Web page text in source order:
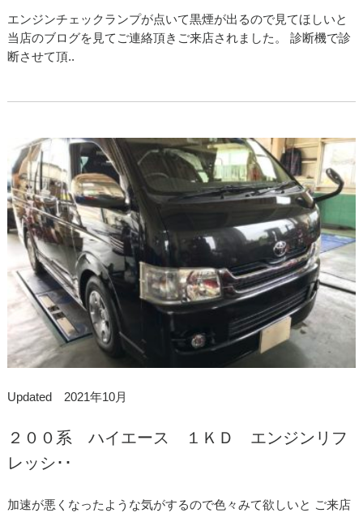
エンジンチェックランプが点いて黒煙が出るので見てほしいと
当店のブログを見てご連絡頂きご来店されました。 診断機で診
断させて頂..
Updated 2021年10月
２００系 ハイエース １ＫＤ エンジンリフ
レッシ･･
加速が悪くなったような気がするので色々みて欲しいと ご来店